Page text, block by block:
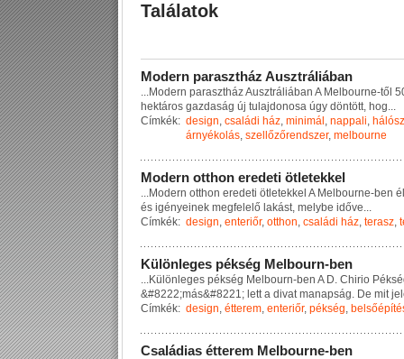
Találatok
Modern parasztház Ausztráliában
...Modern parasztházAusztrá iában A Me bourne-tő 5
he ktáros gazdaság új tu ajdonosa úgy döntött, hog...
Címkék: design, családi ház, minimál , nappali,
árnyékolás, szellőzőrendszer, melbourne
Modern otthon eredeti ötletekkel
...Modern otthon eredeti ötlete kke A Me bourne-ben é
és igényeine k megfe e ő akást, me ybe időve...
Címkék: design, enteriőr, otthon, családi ház, terasz,
Különleges pékség Melbourn-ben
...Kü ön eges pé kség Me bourn-ben A D. C hirio Pé ksé
&#8222;más&#8221; ett a divat manapság. De mit je
Címkék: design, étterem, enteriőr, pékség,
Családias étterem Melbourne-ben